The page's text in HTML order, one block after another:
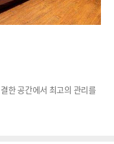
한 공간에서 최고의 관리를